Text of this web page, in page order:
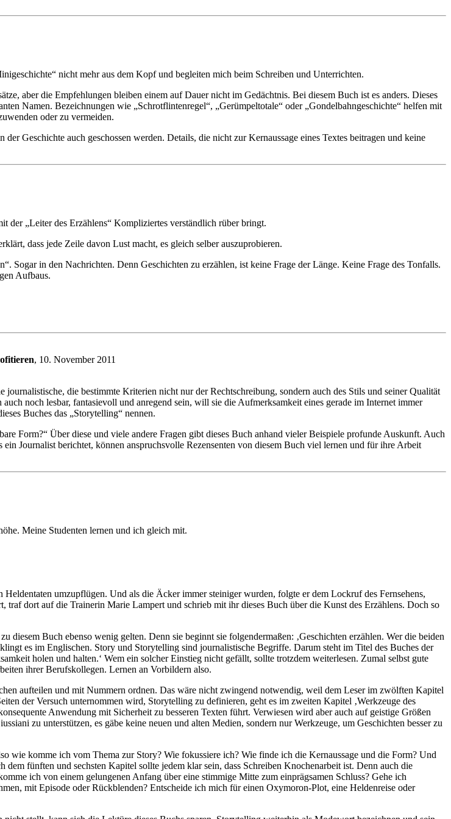
nicht mehr aus dem Kopf und begleiten mich beim Schreiben und Unterrichten.
aber die Empfehlungen bleiben einem auf Dauer nicht im Gedächtnis. Bei diesem Buch ist es anders. Dieses
Namen. Bezeichnungen wie „Schrotflintenregel“, „Gerümpeltotale“ oder „Gondelbahngeschichte“ helfen mit
oder zu vermeiden.
Geschichte auch geschossen werden. Details, die nicht zur Kernaussage eines Textes beitragen und keine
„Leiter des Erzählens“ Kompliziertes verständlich rüber bringt.
dass jede Zeile davon Lust macht, es gleich selber auszuprobieren.
Sogar in den Nachrichten. Denn Geschichten zu erzählen, ist keine Frage der Länge. Keine Frage des Tonfalls.
Aufbaus.
, 10. November 2011
die bestimmte Kriterien nicht nur der Rechtschreibung, sondern auch des Stils und seiner Qualität
noch lesbar, fantasievoll und anregend sein, will sie die Aufmerksamkeit eines gerade im Internet immer
Buches das „Storytelling“ nennen.
Form?“ Über diese und viele andere Fragen gibt dieses Buch anhand vieler Beispiele profunde Auskunft. Auch
Journalist berichtet, können anspruchsvolle Rezensenten von diesem Buch viel lernen und für ihre Arbeit
Meine Studenten lernen und ich gleich mit.
umzupflügen. Und als die Äcker immer steiniger wurden, folgte er dem Lockruf des Fernsehens,
traf dort auf die Trainerin Marie Lampert und schrieb mit ihr dieses Buch über die Kunst des Erzählens. Doch so
diesem Buch ebenso wenig gelten. Denn sie beginnt sie folgendermaßen: ‚Geschichten erzählen. Wer die beiden
es im Englischen. Story und Storytelling sind journalistische Begriffe. Darum steht im Titel des Buches der
holen und halten.‘ Wem ein solcher Einstieg nicht gefällt, sollte trotzdem weiterlesen. Zumal selbst gute
ihrer Berufskollegen. Lernen an Vorbildern also.
aufteilen und mit Nummern ordnen. Das wäre nicht zwingend notwendig, weil dem Leser im zwölften Kapitel
der Versuch unternommen wird, Storytelling zu definieren, geht es im zweiten Kapitel ‚Werkzeuge des
Anwendung mit Sicherheit zu besseren Texten führt. Verwiesen wird aber auch auf geistige Größen
zu unterstützen, es gäbe keine neuen und alten Medien, sondern nur Werkzeuge, um Geschichten besser zu
wie komme ich vom Thema zur Story? Wie fokussiere ich? Wie finde ich die Kernaussage und die Form? Und
fünften und sechsten Kapitel sollte jedem klar sein, dass Schreiben Knochenarbeit ist. Denn auch die
ich von einem gelungenen Anfang über eine stimmige Mitte zum einprägsamen Schluss? Gehe ich
mit Episode oder Rückblenden? Entscheide ich mich für einen Oxymoron-Plot, eine Heldenreise oder